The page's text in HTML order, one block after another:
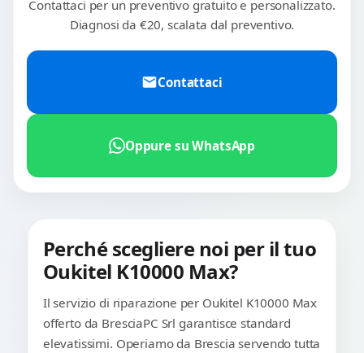
Contattaci per un preventivo gratuito e personalizzato.
Diagnosi da €20, scalata dal preventivo.
Contattaci
Oppure su WhatsApp
Perché scegliere noi per il tuo
Oukitel K10000 Max?
Il servizio di riparazione per Oukitel K10000 Max
offerto da BresciaPC Srl garantisce standard
elevatissimi. Operiamo da Brescia servendo tutta